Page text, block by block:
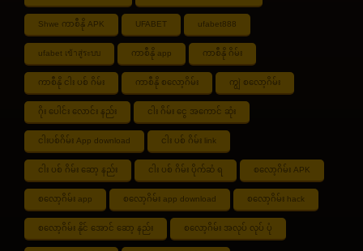
Shwe ကာစီနို APK UFABET ufabet888
ufabet เข้าสู่ระบบ ကာစီနို app ကာစီနို ဂိမ်း
ကာစီနို ငါး ပစ် ဂိမ်း ကာစီနို စလော့ဂိမ်း ကျွဲ စလော့ဂိမ်း
ဂိုး ပေါင်း လောင်း နည်း ငါး ဂိမ်း ငွေ အကောင် ဆုံး
ငါးပစ်ဂိမ်း App download ငါး ပစ် ဂိမ်း link
ငါး ပစ် ဂိမ်း ဆော့ နည်း ငါး ပစ် ဂိမ်း ပိုက်ဆံ ရ စလော့ဂိမ်း APK
စလော့ဂိမ်း app စလော့ဂိမ်း app download စလော့ဂိမ်း hack
စလော့ဂိမ်း နိုင် အောင် ဆော့ နည်း စလော့ဂိမ်း အလုပ် လုပ် ပုံ